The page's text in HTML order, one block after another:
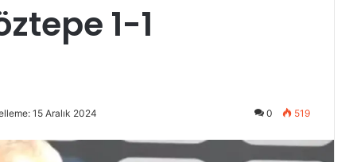
1-1
15 Aralık 2024 0 519